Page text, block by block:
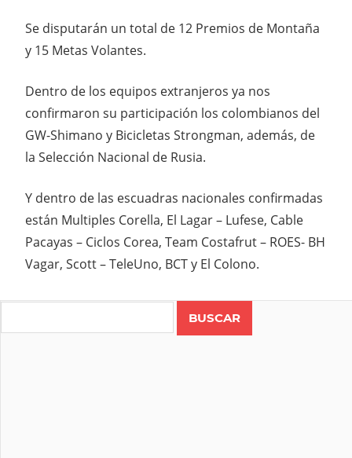
Se disputarán un total de 12 Premios de Montaña
y 15 Metas Volantes.
Dentro de los equipos extranjeros ya nos
confirmaron su participación los colombianos del
GW-Shimano y Bicicletas Strongman, además, de
la Selección Nacional de Rusia.
Y dentro de las escuadras nacionales confirmadas
están Multiples Corella, El Lagar – Lufese, Cable
Pacayas – Ciclos Corea, Team Costafrut – ROES- BH
Vagar, Scott – TeleUno, BCT y El Colono.